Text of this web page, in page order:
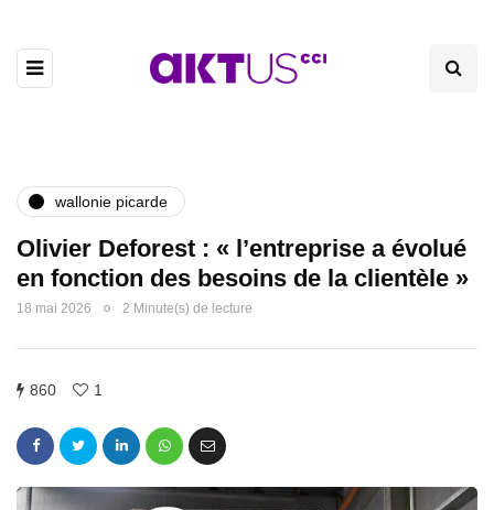
wallonie picarde
Olivier Deforest : « l’entreprise a évolué
en fonction des besoins de la clientèle »
18 mai 2026 2 Minute(s) de lecture
860 1